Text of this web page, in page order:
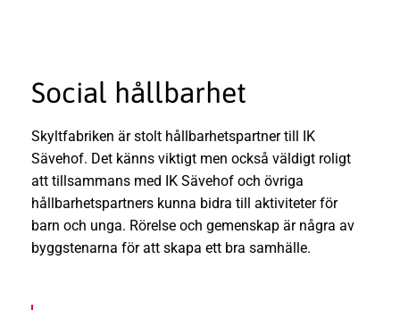
Social hållbarhet
Skyltfabriken är stolt hållbarhetspartner till IK
Sävehof. Det känns viktigt men också väldigt roligt
att tillsammans med IK Sävehof och övriga
hållbarhetspartners kunna bidra till aktiviteter för
barn och unga. Rörelse och gemenskap är några av
byggstenarna för att skapa ett bra samhälle.